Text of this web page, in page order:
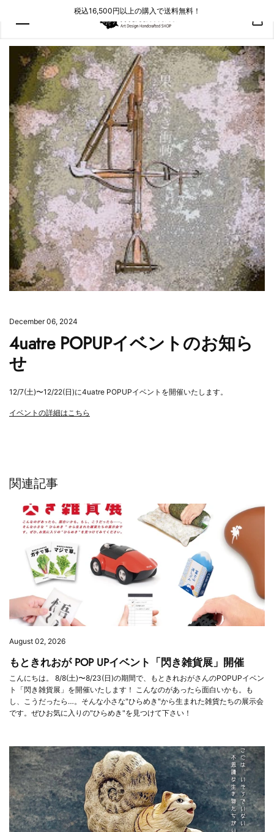
税込16,500円以上の購入で送料無料！
December 06, 2024
4uatre POPUPイベントのお知ら
せ
12/7(土)〜12/22(日)に4uatre POPUPイベントを開催いたします。
イベントの詳細はこちら
関連記事
August 02, 2026
もときれおが POP UPイベント「閃き雑貨展」開催
こんにちは。 8/8(土)〜8/23(日)の期間で、もときれおがさんのPOPUPイベン
ト「閃き雑貨展」を開催いたします！ こんなのがあったら面白いかも。も
し、こうだったら…。そんな小さな"ひらめき"から生まれた雑貨たちの展示会
です。ぜひお気に入りの"ひらめき"を見つけて下さい！